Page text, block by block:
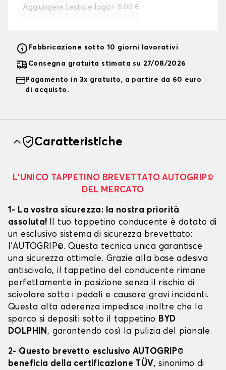
Aggiungere testo e logo+ 8,00 €
Fabbricazione sotto 10 giorni lavorativi
Consegna gratuita stimata su 27/08/2026
Pagamento in 3x gratuito, a partire da 60 euro
di acquisto.
Caratteristiche
L’UNICO TAPPETINO BREVETTATO AUTOGRIP©
DEL MERCATO
1- La vostra sicurezza: la nostra priorità
assoluta! Il tuo tappetino conducente è dotato di
un esclusivo sistema di sicurezza brevettato:
l’AUTOGRIP©. Questa tecnica unica garantisce
una sicurezza ottimale. Grazie alla base adesiva
antiscivolo, il tappetino del conducente rimane
perfettamente in posizione senza il rischio di
scivolare sotto i pedali e causare gravi incidenti.
Questa alta aderenza impedisce inoltre che lo
sporco si depositi sotto il tappetino BYD
DOLPHIN, garantendo così la pulizia del pianale.
2- Questo brevetto esclusivo AUTOGRIP©
beneficia della certificazione TÜV, sinonimo di